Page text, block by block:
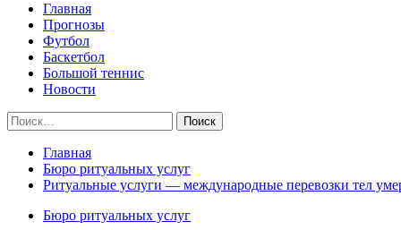
Главная
Прогнозы
Футбол
Баскетбол
Большой теннис
Новости
Найти:
Главная
Бюро ритуальных услуг
Ритуальные услуги — международные перевозки тел
Бюро ритуальных услуг